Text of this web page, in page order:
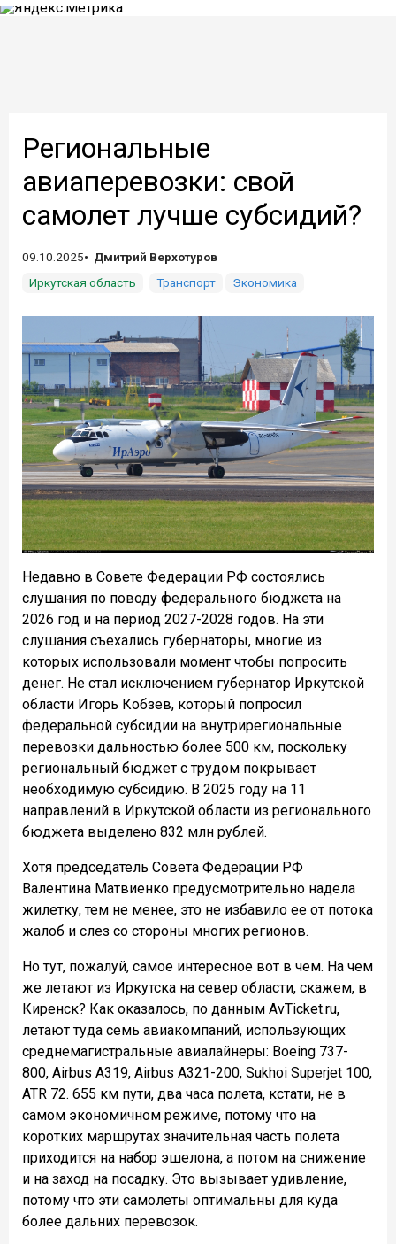
Региональные
авиаперевозки: свой
самолет лучше субсидий?
09.10.2025
Дмитрий Верхотуров
Иркутская область
Транспорт Экономика
Недавно в Совете Федерации РФ состоялись
слушания по поводу федерального бюджета на
2026 год и на период 2027-2028 годов. На эти
слушания съехались губернаторы, многие из
которых использовали момент чтобы попросить
денег. Не стал исключением губернатор Иркутской
области Игорь Кобзев, который попросил
федеральной субсидии на внутрирегиональные
перевозки дальностью более 500 км, поскольку
региональный бюджет с трудом покрывает
необходимую субсидию. В 2025 году на 11
направлений в Иркутской области из регионального
бюджета выделено 832 млн рублей.
Хотя председатель Совета Федерации РФ
Валентина Матвиенко предусмотрительно надела
жилетку, тем не менее, это не избавило ее от потока
жалоб и слез со стороны многих регионов.
Но тут, пожалуй, самое интересное вот в чем. На чем
же летают из Иркутска на север области, скажем, в
Киренск? Как оказалось, по данным AvTicket.ru,
летают туда семь авиакомпаний, использующих
среднемагистральные авиалайнеры: Boeing 737-
800, Airbus A319, Airbus A321-200, Sukhoi Superjet 100,
ATR 72. 655 км пути, два часа полета, кстати, не в
самом экономичном режиме, потому что на
коротких маршрутах значительная часть полета
приходится на набор эшелона, а потом на снижение
и на заход на посадку. Это вызывает удивление,
потому что эти самолеты оптимальны для куда
более дальних перевозок.